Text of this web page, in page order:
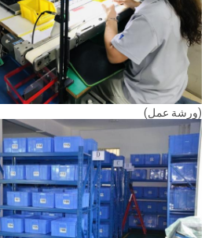
(ورشة عمل)